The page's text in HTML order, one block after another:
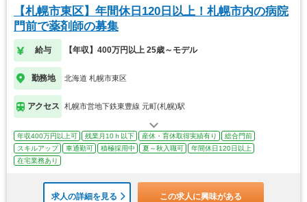
【札幌市東区】年間休日120日以上！札幌市内の病院
門前で薬剤師の募集
給与 【年収】400万円以上 25歳～モデル
勤務地 北海道 札幌市東区
アクセス 札幌市営地下鉄東豊線 元町(札幌)駅
年収400万円以上可 残業月10ｈ以下 産休・育休取得実績有り
総合門前
スキルアップ
車通勤可 積極採用中 夏～秋入職可
年間休日120日以上
在宅業務あり
求人の詳細を見る この求人に興味がある